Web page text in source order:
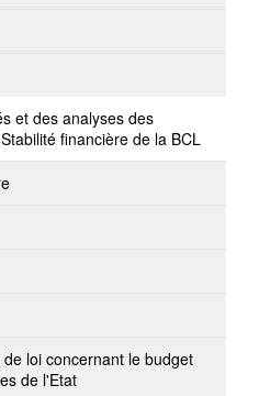
et des analyses des
financière de la BCL
loi concernant le budget
de l'Etat